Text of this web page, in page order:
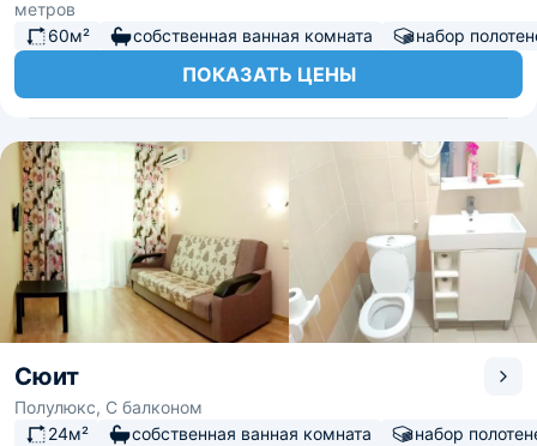
метров
60м²
собственная ванная комната набор
ПОКАЗАТЬ ЦЕНЫ
Сюит
Полулюкс, С балконом
24м²
собственная ванная комната набор